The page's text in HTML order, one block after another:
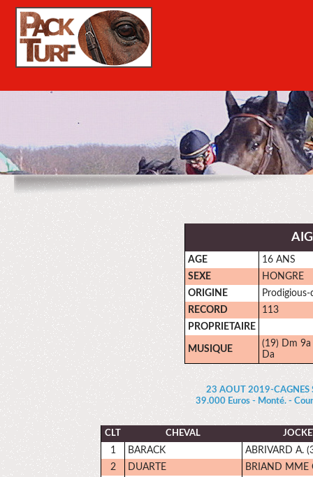
AGE
16 ANS
SEXE
HONGRE
ORIGINE
RECORD
113
PROPRIETAIRE
MUSIQUE
(19) Dm
Da
23 AOUT 2019-CAGNES
39.000 Euros - Monté. -
CLT CHEVAL
1 BARACK
ABRIVARD A.
2
DUARTE
BRIAND MME